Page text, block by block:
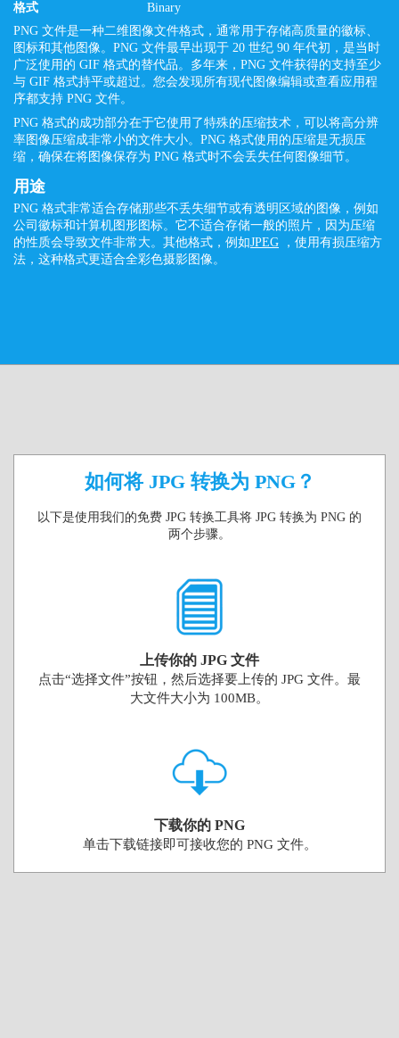
格式
Binary
PNG 文件是一种二维图像文件格式，通常用于存储高质量的徽标、
图标和其他图像。PNG 文件最早出现于 20 世纪 90 年代初，是当时
广泛使用的 GIF 格式的替代品。多年来，PNG 文件获得的支持至少
与 GIF 格式持平或超过。您会发现所有现代图像编辑或查看应用程
序都支持 PNG 文件。
PNG 格式的成功部分在于它使用了特殊的压缩技术，可以将高分辨
率图像压缩成非常小的文件大小。PNG 格式使用的压缩是无损压
缩，确保在将图像保存为 PNG 格式时不会丢失任何图像细节。
用途
PNG 格式非常适合存储那些不丢失细节或有透明区域的图像，例如
公司徽标和计算机图形图标。它不适合存储一般的照片，因为压缩
的性质会导致文件非常大。其他格式，例如JPEG ，使用有损压缩方
法，这种格式更适合全彩色摄影图像。
如何将 JPG 转换为 PNG？
以下是使用我们的免费 JPG 转换工具将 JPG 转换为 PNG 的
两个步骤。
上传你的 JPG 文件
点击“选择文件”按钮，然后选择要上传的 JPG 文件。最
大文件大小为 100MB。
下载你的 PNG
单击下载链接即可接收您的 PNG 文件。